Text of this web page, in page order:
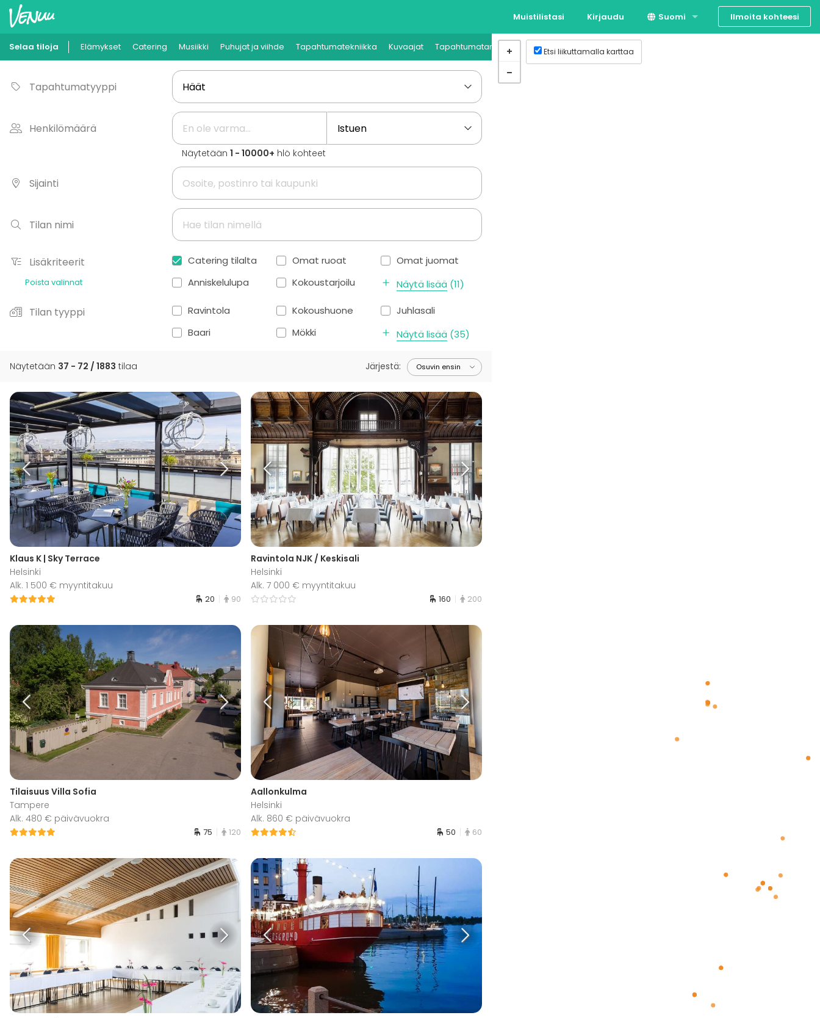
Muistilistasi Kirjaudu Suomi Ilmoita kohteesi
Selaa tiloja Elämykset Catering Musiikki Puhujat ja viihde Tapahtumatekniikka Kuvaajat Tapahtumatarvikkeet Tapahtumatuotanto
Tapahtumatyyppi
Henkilömäärä
Näytetään1 - 10000+ hlö kohteet
Sijainti
Tilan nimi
Lisäkriteerit
Poista valinnat
Catering tilalta Omat ruoat
Omat juomat
Anniskelulupa
Kokoustarjoilu Näytä lisää (11)
Tilan tyyppi Ravintola Kokoushuone
Juhlasali
Baari
Mökki Näytä lisää (35)
Näytetään 37 - 72 / 1883 tilaa Järjestä:
Klaus K | Sky Terrace
Helsinki
Alk. 1 500 € myyntitakuu
20 90
Ravintola NJK / Keskisali
Helsinki
Alk. 7 000 € myyntitakuu
160 200
Tilaisuus Villa Sofia
Tampere
Alk. 480 € päivävuokra
75 120
Aallonkulma
Helsinki
Alk. 860 € päivävuokra
50 60
Etsi liikuttamalla karttaa